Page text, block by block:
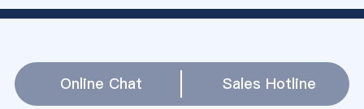
Online Chat Sales Hotline